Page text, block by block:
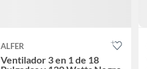
ALFER
Ventilador 3 en 1 de 18